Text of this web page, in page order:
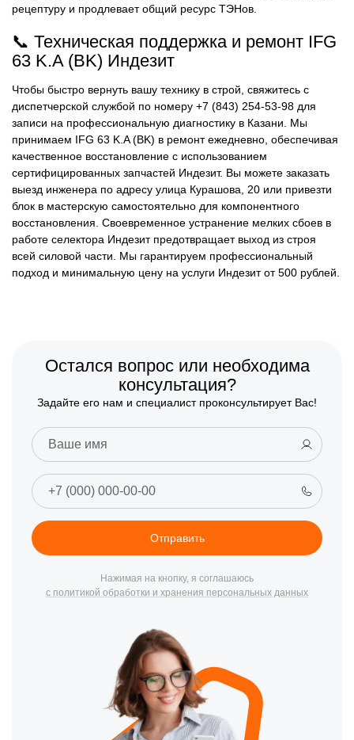
рецептуру и продлевает общий ресурс ТЭНов.
📞 Техническая поддержка и ремонт IFG
63 K.A (BK) Индезит
Чтобы быстро вернуть вашу технику в строй, свяжитесь с
диспетчерской службой по номеру +7 (843) 254-53-98 для
записи на профессиональную диагностику в Казани. Мы
принимаем IFG 63 K.A (BK) в ремонт ежедневно, обеспечивая
качественное восстановление с использованием
сертифицированных запчастей Индезит. Вы можете заказать
выезд инженера по адресу улица Курашова, 20 или привезти
блок в мастерскую самостоятельно для компонентного
восстановления. Своевременное устранение мелких сбоев в
работе селектора Индезит предотвращает выход из строя
всей силовой части. Мы гарантируем профессиональный
подход и минимальную цену на услуги Индезит от 500 рублей.
Остался вопрос или необходима
консультация?
Задайте его нам и специалист проконсультирует Вас!
Отправить
Нажимая на кнопку, я соглашаюсь
с политикой обработки и хранения персональных данных